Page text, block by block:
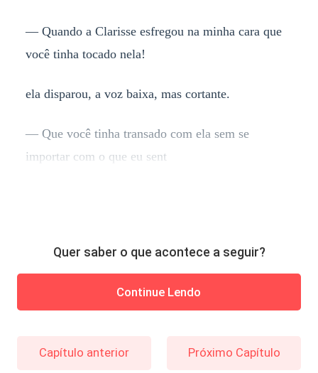
— Quando a Clarisse esfregou na minha cara que
você tinha tocado nela!
ela disparou, a voz baixa, mas cortante.
— Que você tinha transado com ela sem se
importar com o que eu sent
Quer saber o que acontece a seguir?
Continue Lendo
Capítulo anterior Próximo Capítulo